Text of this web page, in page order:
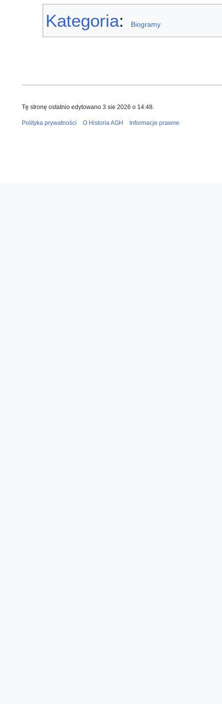
Kategoria: Biogramy
Tę stronę ostatnio edytowano 3 sie 2026 o 14:48.
Polityka prywatności O Historia AGH Informacje prawne